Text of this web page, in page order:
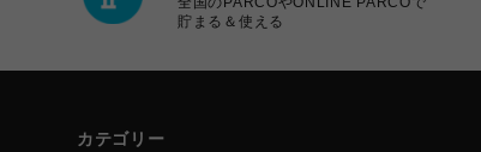
貯まる＆使える
カテゴリー